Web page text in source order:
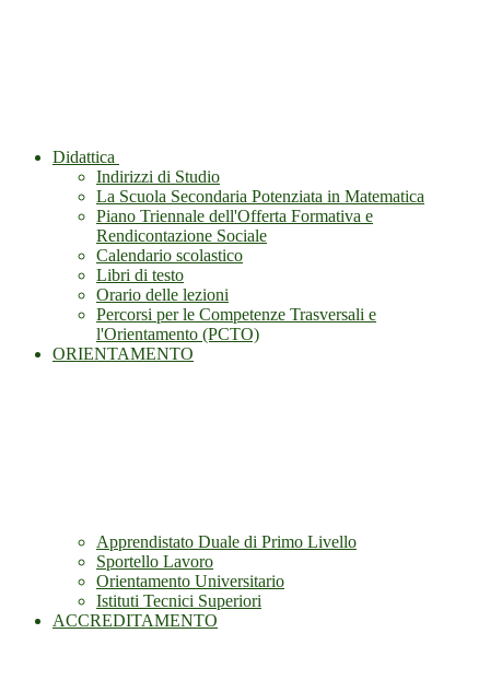
Didattica
Indirizzi di Studio
La Scuola Secondaria Potenziata in Matematica
Piano Triennale dell'Offerta Formativa e
Rendicontazione Sociale
Calendario scolastico
Libri di testo
Orario delle lezioni
Percorsi per le Competenze Trasversali e
l'Orientamento (PCTO)
ORIENTAMENTO
Apprendistato Duale di Primo Livello
Sportello Lavoro
Orientamento Universitario
Istituti Tecnici Superiori
ACCREDITAMENTO